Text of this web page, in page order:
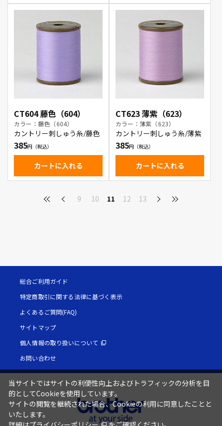
CT604 藤色（604）
カラー：藤色（604）
カントリー刺しゅう糸/藤色
385
カートに入れる
CT623 薄紫（623）
カラー：薄紫（623）
カントリー刺しゅう糸/薄紫
385
カートに入れる
9 10 11 12 13
総合ご利用ガイド
特定商取引に関する法律に基づく表示
よくあるご質問(FAQ)
サイトマップ
個人情報の取り扱いについて
お問い合わせ
当サイトではサイトの利便性向上およびトラフィックの分析を目
的としてCookieを使用しています。
サイトの閲覧を継続された場合、Cookieの利用に同意したことと
いたします。